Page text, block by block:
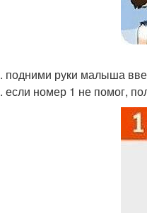
подними руки малыша
если номер 1 не помог,